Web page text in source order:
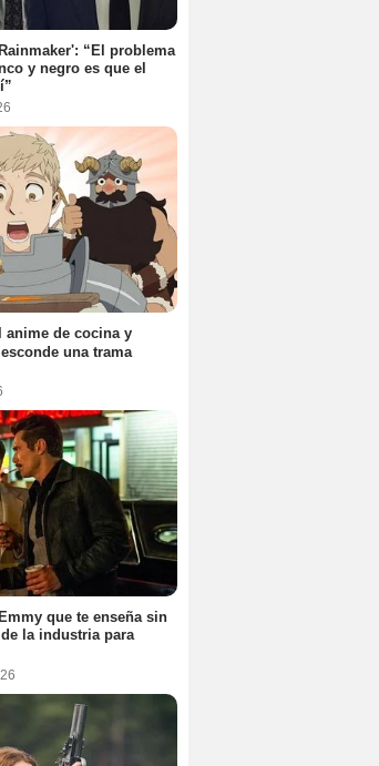
“El problema
y negro es que el
anime de cocina y
una trama
que te enseña sin
la industria para